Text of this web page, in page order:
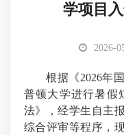
学项目
2026-
根据《2026年
普顿大学进行暑假
法》，经学生自主
综合评审等程序，